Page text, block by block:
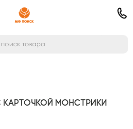
Монстрики